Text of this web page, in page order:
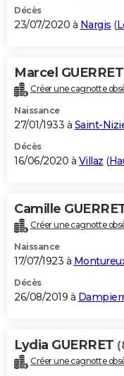
Décès
23/07/2020 à Nargis (
Marcel GUERRET
Créer une cagnotte
Naissance
27/01/1933 à Saint-
Décès
16/06/2020 à Villaz (
Camille
Créer une cagnotte
Naissance
17/07/1923 à
Décès
26/08/2019 à
Lydia GUERRET
Créer une cagnotte